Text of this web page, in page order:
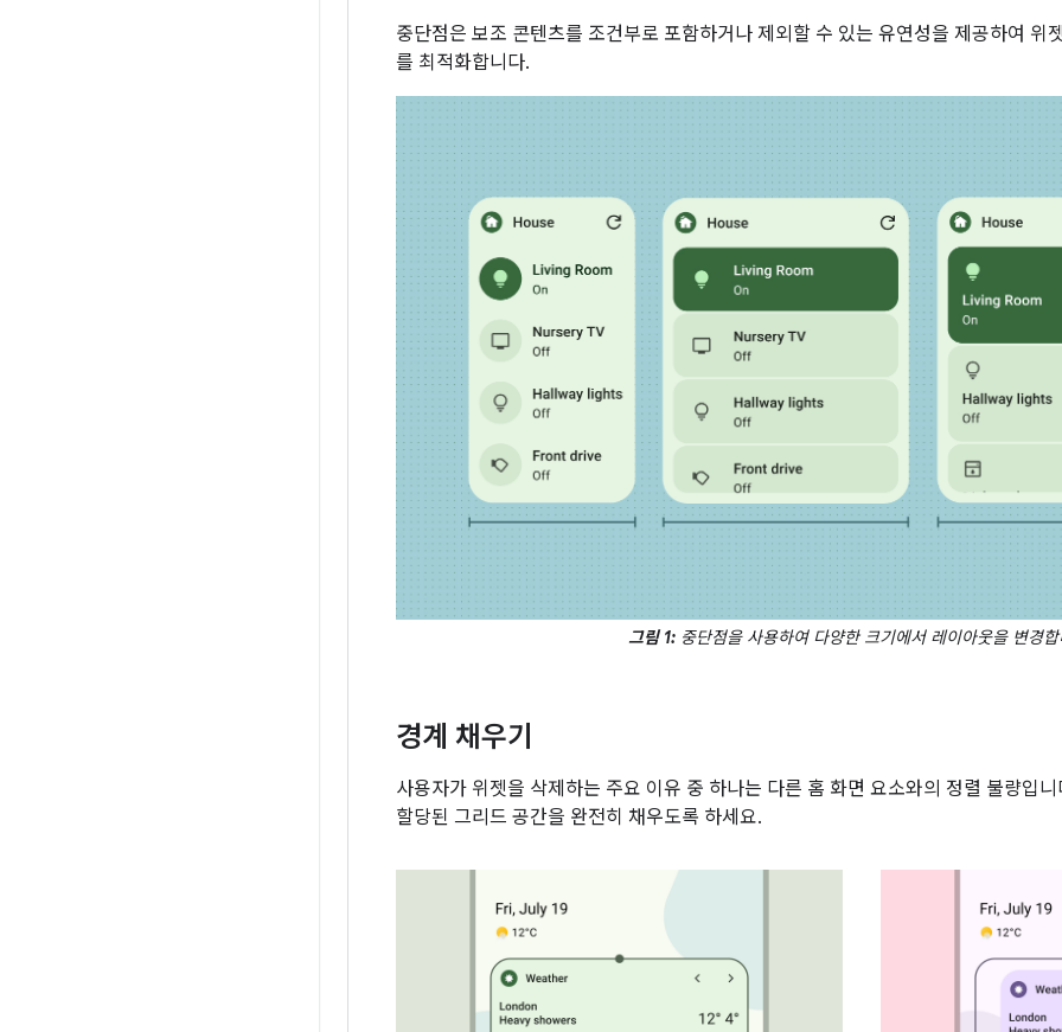
중단점은 보조 콘텐츠를 조건부로 포함하거나 제외할 수 있는 유연성을 제공하여 위
를 최적화합니다.
그림 1: 중단점을 사용하여 다양한 크기에서 레이아웃을 변경
경계 채우기
사용자가 위젯을 삭제하는 주요 이유 중 하나는 다른 홈 화면 요소와의 정렬 불량입
할당된 그리드 공간을 완전히 채우도록 하세요.